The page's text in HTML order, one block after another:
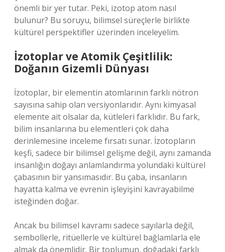
önemli bir yer tutar. Peki, izotop atom nasıl
bulunur? Bu soruyu, bilimsel süreçlerle birlikte
kültürel perspektifler üzerinden inceleyelim.
İzotoplar ve Atomik Çeşitlilik:
Doğanın Gizemli Dünyası
İzotoplar, bir elementin atomlarının farklı nötron
sayısına sahip olan versiyonlarıdır. Aynı kimyasal
elemente ait olsalar da, kütleleri farklıdır. Bu fark,
bilim insanlarına bu elementleri çok daha
derinlemesine inceleme fırsatı sunar. İzotopların
keşfi, sadece bir bilimsel gelişme değil, aynı zamanda
insanlığın doğayı anlamlandırma yolundaki kültürel
çabasının bir yansımasıdır. Bu çaba, insanların
hayatta kalma ve evrenin işleyişini kavrayabilme
isteğinden doğar.
Ancak bu bilimsel kavramı sadece sayılarla değil,
sembollerle, ritüellerle ve kültürel bağlamlarla ele
almak da önemlidir. Bir toplumun, doğadaki farklı